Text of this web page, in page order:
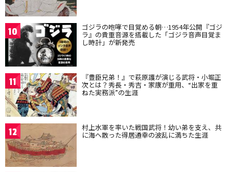
10 ゴジラの咆哮で目覚める朝…1954年公開『ゴジ
ラ』の貴重音源を搭載した「ゴジラ音声目覚ま
し時計」が新発売
11 『豊臣兄弟！』で萩原護が演じる武将・小堀正
次とは？秀長・秀吉・家康が重用、“出家を重
ねた実務派”の生涯
12 村上水軍を率いた戦国武将！幼い弟を支え、共
に海へ散った得居通幸の波乱に満ちた生涯